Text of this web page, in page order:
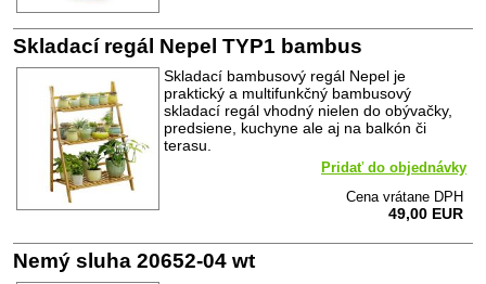
Skladací regál Nepel TYP1 bambus
Skladací bambusový regál Nepel je
praktický a multifunkčný bambusový
skladací regál vhodný nielen do obývačky,
predsiene, kuchyne ale aj na balkón či
terasu.
Pridať do objednávky
Cena vrátane DPH
49,00 EUR
Nemý sluha 20652-04 wt